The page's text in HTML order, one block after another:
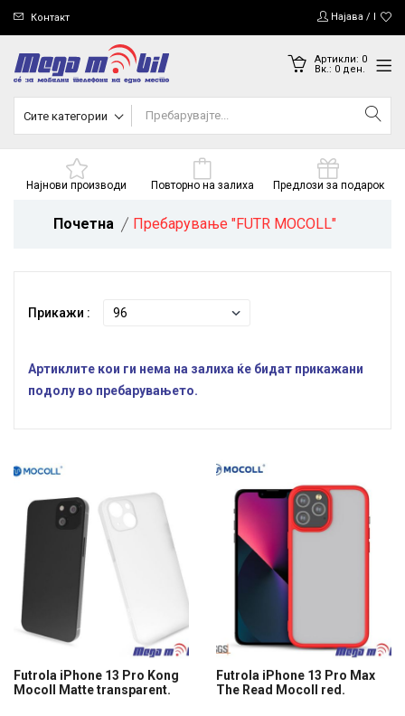
Контакт Најава /
Артикли: 0
Вк.: 0ден.
Сите категории
Најнови производи Повторно на залиха Предлози за подарок
Почетна Пребарување "FUTR MOCOLL"
Прикажи :
Артиклите кои ги нема на залиха ќе бидат прикажани
подолу во пребарувањето.
Futrola iPhone 13 Pro Kong
Mocoll Matte transparent.
Futrola iPhone 13 Pro Max
The Read Mocoll red.